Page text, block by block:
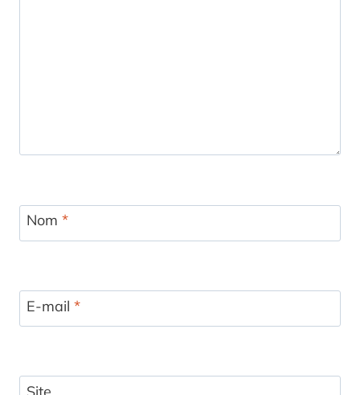
Nom *
E-mail *
Site